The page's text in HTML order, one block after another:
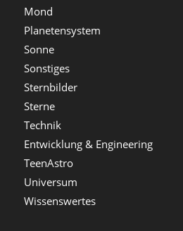
Mond
Planetensystem
Sonne
Sonstiges
Sternbilder
Sterne
Technik
Entwicklung & Engineering
TeenAstro
Universum
Wissenswertes